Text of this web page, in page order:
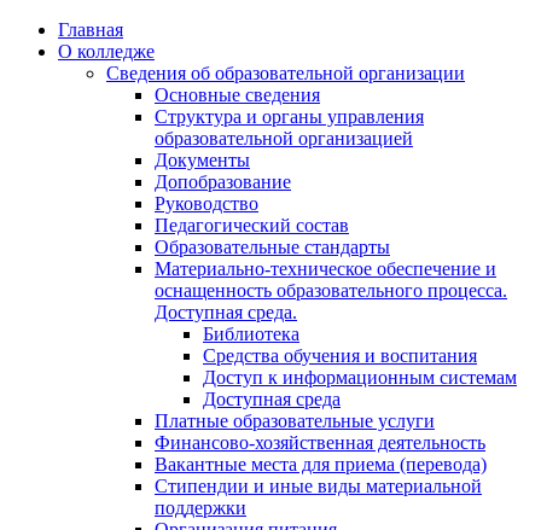
Перейти
содержимому
Главная
О колледже
Сведения об образовательной организации
Основные сведения
Структура и органы управления
образовательной организацией
Документы
Допобразование
Руководство
Педагогический состав
Образовательные стандарты
Материально-техническое обеспечение и
оснащенность образовательного процесса.
Доступная среда.
Библиотека
Средства обучения и воспитания
Доступ к информационным системам
Доступная среда
Платные образовательные услуги
Финансово-хозяйственная деятельность
Вакантные места для приема (перевода)
Стипендии и иные виды материальной
поддержки